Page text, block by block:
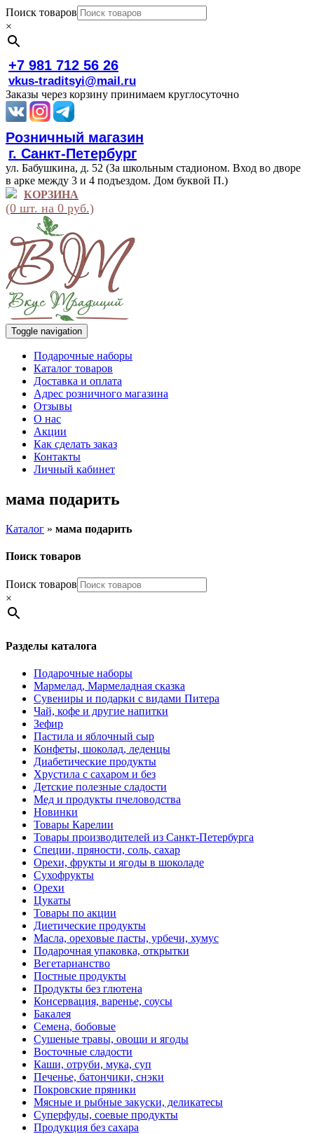
Поиск товаров
×
+7 981 712 56 26
vkus-traditsyi@mail.ru
Заказы через корзину принимаем круглосуточно
Розничный магазин
г. Санкт-Петербург
ул. Бабушкина, д. 52 (За школьным стадионом. Вход во дворе
в арке между 3 и 4 подъездом. Дом буквой П.)
КОРЗИНА
(0 шт. на 0 руб.)
Toggle navigation
Подарочные наборы
Каталог товаров
Доставка и оплата
Адрес розничного магазина
Отзывы
О нас
Акции
Как сделать заказ
Контакты
Личный кабинет
мама подарить
Каталог » мама подарить
Поиск товаров
Поиск товаров
×
Разделы каталога
Подарочные наборы
Мармелад, Мармеладная сказка
Сувениры и подарки с видами Питера
Чай, кофе и другие напитки
Зефир
Пастила и яблочный сыр
Конфеты, шоколад, леденцы
Диабетические продукты
Хрустила с сахаром и без
Детские полезные сладости
Мед и продукты пчеловодства
Новинки
Товары Карелии
Товары производителей из Санкт-Петербурга
Специи, пряности, соль, сахар
Орехи, фрукты и ягоды в шоколаде
Сухофрукты
Орехи
Цукаты
Товары по акции
Диетические продукты
Масла, ореховые пасты, урбечи, хумус
Подарочная упаковка, открытки
Вегетарианство
Постные продукты
Продукты без глютена
Консервация, варенье, соусы
Бакалея
Семена, бобовые
Сушеные травы, овощи и ягоды
Восточные сладости
Каши, отруби, мука, суп
Печенье, батончики, снэки
Покровские пряники
Мясные и рыбные закуски, деликатесы
Суперфуды, соевые продукты
Продукция без сахара